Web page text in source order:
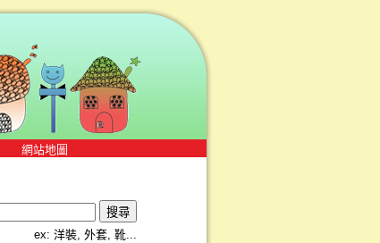
網站地圖
ex: 洋裝, 外套, 靴...